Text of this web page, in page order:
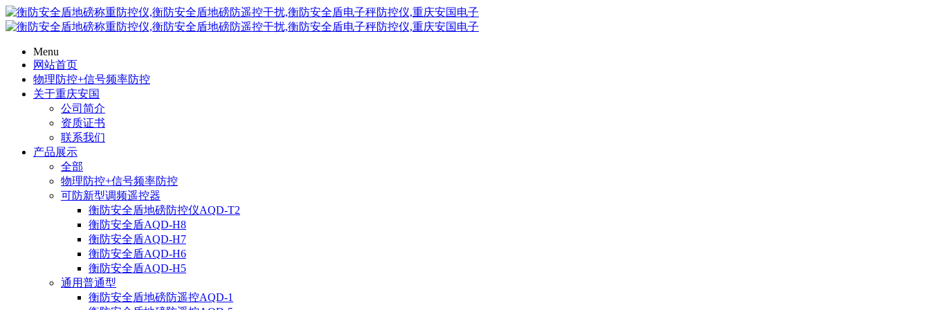
Menu
网站首页
物理防控+信号频率防控
关于重庆安国
公司简介
资质证书
联系我们
产品展示
全部
物理防控+信号频率防控
可防新型调频遥控器
衡防安全盾地磅防控仪AQD-T2
衡防安全盾AQD-H8
衡防安全盾AQD-H7
衡防安全盾AQD-H6
衡防安全盾AQD-H5
通用普通型
衡防安全盾地磅防遥控AQD-1